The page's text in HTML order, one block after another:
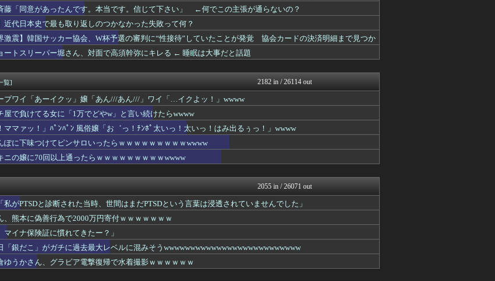
たな党名は「いのちの党」 略称は「いのち」
【2ch】ニュー速クオリテ...
ついに、、、
easterEgg
以上通ったらｗｗｗｗｗｗｗｗｗwwww
ロインが負けた時の悲しさは異常
キニ速
JKのダンス会場になってしまう （※動画あり）
ラビット速報
界突破してきた結果ｗｗｗｗｗ(※画像あり)
NEWSぽけまとめーる
の価値観の違いはなぜ生まれるのか
ゴールデンタイムズ
てないの？
りぷらい速報
られ「生尻」が丸出しに・・・
チｗｗｗｗｗｗｗｗｗｗｗｗｗｗｗｗｗｗｗｗｗｗｗｗ...
テンツ一覧wwwwwwwwwww
ぶる速-VIP
JKが見つかるｗｗｗｗｗｗｗｗｗｗｗｗ❤
なんJミュージアム
ン約9億円分を窃盗か ベトナム国籍の男を逮捕
後の姿がヤバいwwwwww
まにゅそく 2chまとめニ...
新しい弱者男性の姫が発見される///
Zチャンネル＠VIP
散る灼熱の「マンガ毎週末セール（50%還元）」を...
ヒロイモノ中毒
も取り返しのつかなかった失敗って何？
哲学ニュースnwk
ただのホラ吹きじゃねーの？
ネラーボイス
ホン」発生 トリプル台風に…
ガールズVIPまとめ
“れいわ知能”といった表現は差別的。放送禁止用語に...
くない
ガールズVIPまとめ
などを使いこなせない人も居るという話・・・
入浴中の画像が流出した結果・・・
BIPブログ
藤「同意があったんです。本当です。信じて下さい」 ←何でこの主張が通らないの？
近代日本史で最も取り返しのつかなかった失敗って何？
激震】韓国サッカー協会、W杯予選の審判に“性接待”していたことが発覚 協会カードの決済明細まで見つか
ートスリーパー堀さん、対面で高須幹弥にキレる ← 睡眠は大事だと話題
覧] 2182 in / 26114 out
プワイ「あーイクッ」嬢「あん///あん///」ワイ「…イクよッ！」wwww
屋で負けてる女に「1万でどやw」と言い続けたらwwww
ママァッ！」ﾊﾟﾝﾊﾟﾝ 風俗嬢「お゛っ！ﾁﾝﾎﾟ太いっ！太いっ！はみ出るぅっ！」wwww
ぽに下味つけてピンサロいったらｗｗｗｗｗｗｗｗｗwwww
ニの嬢に70回以上通ったらｗｗｗｗｗｗｗｗｗwwww
2055 in / 26071 out
私がPTSDと診断された当時、世間はまだPTSDという言葉は浸透されていませんでした」
、熊本に偽善行為で2000万円寄付ｗｗｗｗｗｗｗ
マイナ保険証に慣れてきたー？」
「銀だこ」がガチに過去最大レベルに混みそうwwwwwwwwwwwwwwwwwwwwwwwwww
ゆうかさん、グラビア電撃復帰で水着撮影ｗｗｗｗｗｗ